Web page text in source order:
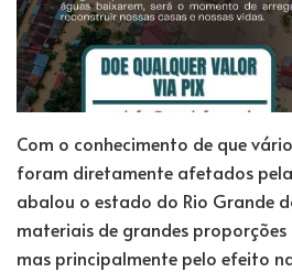
Com o conhecimento de que
foram diretamente afetados
abalou o estado do Rio Grande
materiais de grandes proporções
mas principalmente pelo efeito